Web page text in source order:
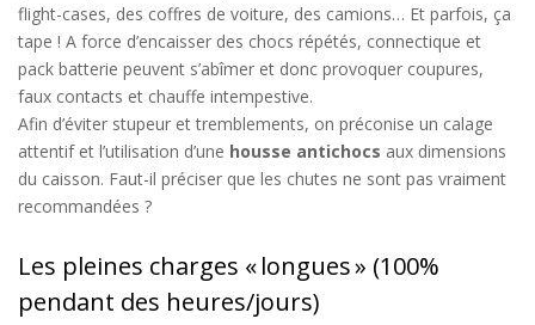
flight-cases, des coffres de voiture, des camions… Et parfois, ça
tape ! A force d’encaisser des chocs répétés, connectique et
pack batterie peuvent s’abîmer et donc provoquer coupures,
faux contacts et chauffe intempestive.
Afin d’éviter stupeur et tremblements, on préconise un calage
attentif et l’utilisation d’une housse antichocs aux dimensions
du caisson. Faut-il préciser que les chutes ne sont pas vraiment
recommandées ?
Les pleines charges « longues » (100%
pendant des heures/jours)